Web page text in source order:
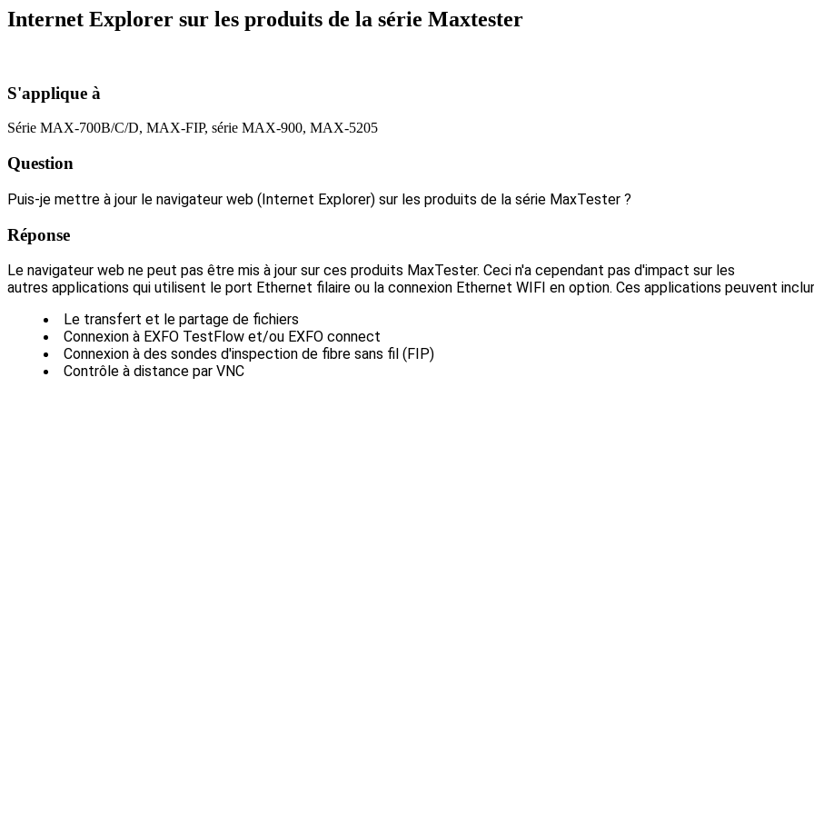
Internet Explorer sur les produits de la série Maxtester
S'applique à
Série MAX-700B/C/D, MAX-FIP, série MAX-900, MAX-5205
Question
Puis-je mettre à jour le navigateur web (Internet Explorer) sur les produits de la série MaxTester ?
Réponse
Le navigateur web ne peut pas être mis à jour sur ces produits MaxTester. Ceci n'a cependant pas d'impact sur les
autres applications qui utilisent le port Ethernet filaire ou la connexion Ethernet WIFI en option. Ces applications peuvent
Le transfert et le partage de fichiers
Connexion à EXFO TestFlow et/ou EXFO connect
Connexion à des sondes d'inspection de fibre sans fil (FIP)
Contrôle à distance par VNC